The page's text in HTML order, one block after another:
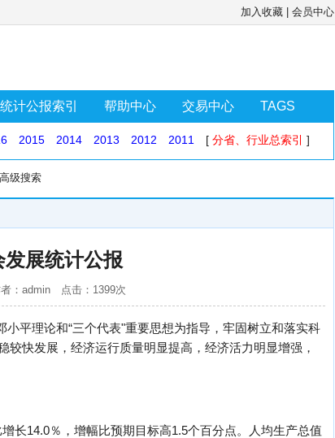
加入收藏 会员中心
统计公报索引 帮助中心 交易中心 TAGS
2015 2014 2013 2012 2011 [ 分省、行业总索引 ]
高级搜索
发展统计公报
：admin 点击：1399次
平理论和“三个代表"重要思想为指导，牢固树立和落实科
快发展，经济运行质量明显提高，经济活力明显增强，
长14.0％，增幅比预期目标高1.5个百分点。人均生产总值